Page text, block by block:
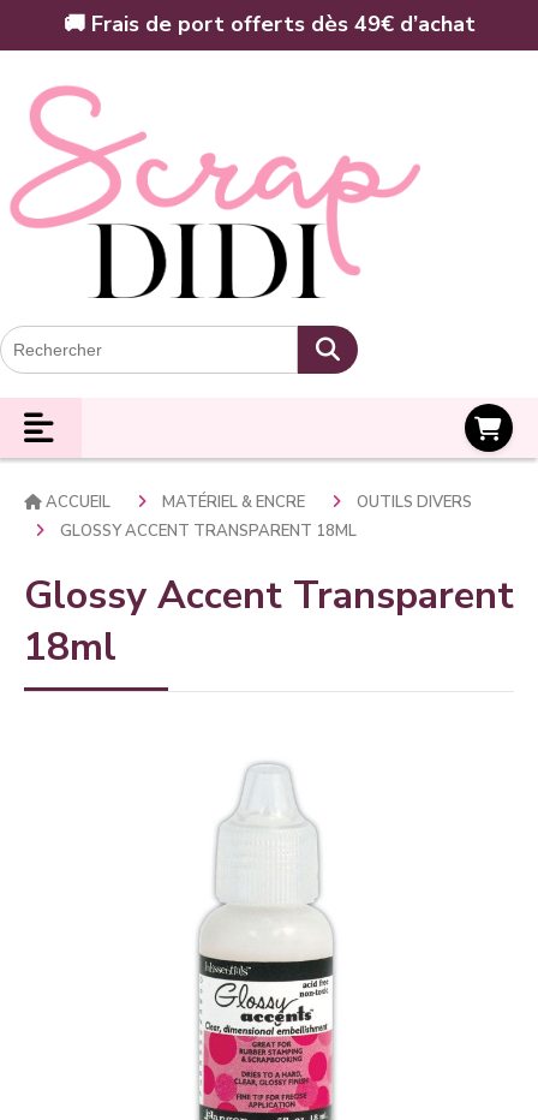
🚚 Frais de port offerts dès 49€ d’achat
ACCUEIL MATÉRIEL & ENCRE
OUTILS DIVERS
GLOSSY ACCENT TRANSPARENT 18ML
Glossy Accent Transparent
18ml